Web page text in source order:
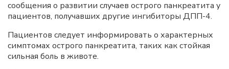
сообщения о развитии случаев острого панкреатита у
пациентов, получавших другие ингибиторы ДПП-4.
Пациентов следует информировать о характерных
симптомах острого панкреатита, таких как стойкая
сильная боль в животе.